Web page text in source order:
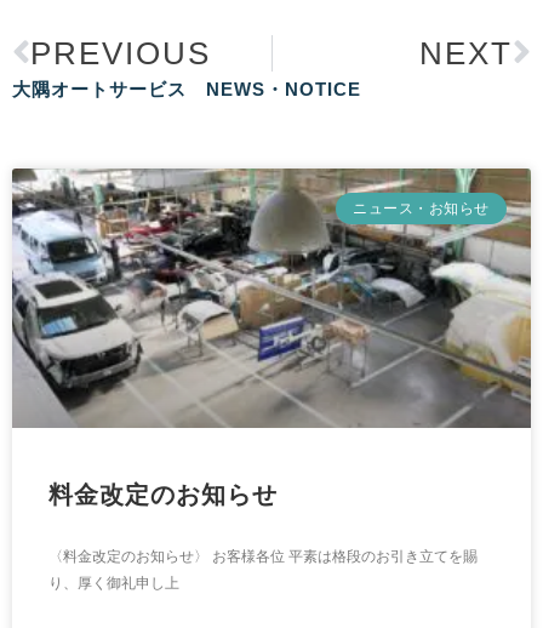
PREVIOUS NEXT
大隅オートサービス NEWS・NOTICE
ニュース・お知らせ
料金改定のお知らせ
〈料金改定のお知らせ〉 お客様各位 平素は格段のお引き立てを賜
り、厚く御礼申し上